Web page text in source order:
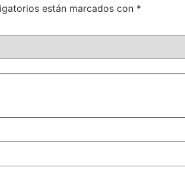
están marcados con *